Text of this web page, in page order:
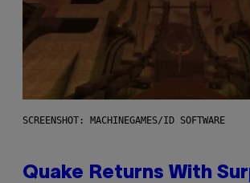
SCREENSHOT: MACHINEGAMES/ID SOFTWARE
Quake Returns With